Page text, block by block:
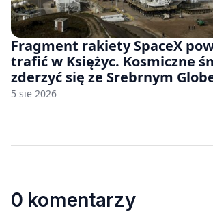
Fragment rakiety SpaceX
trafić w Księżyc. Kosmiczne
zderzyć się ze Srebrnym
prędkością 8690 km/h
5 sie 2026
0 komentarzy